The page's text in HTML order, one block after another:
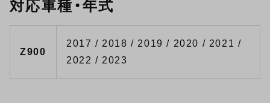
対応車種・年式
Z900
2017 / 2018 / 2019 / 2020 / 2021 /
2022 / 2023